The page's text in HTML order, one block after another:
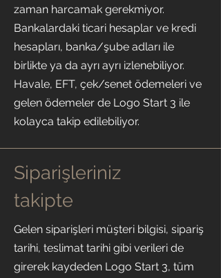
zaman harcamak gerekmiyor.
Bankalardaki ticari hesaplar ve kredi
hesapları, banka/şube adları ile
birlikte ya da ayrı ayrı izlenebiliyor.
Havale, EFT, çek/senet ödemeleri ve
gelen ödemeler de Logo Start 3 ile
kolayca takip edilebiliyor.
Siparişleriniz
takipte
Gelen siparişleri müşteri bilgisi, sipariş
tarihi, teslimat tarihi gibi verileri de
girerek kaydeden Logo Start 3, tüm